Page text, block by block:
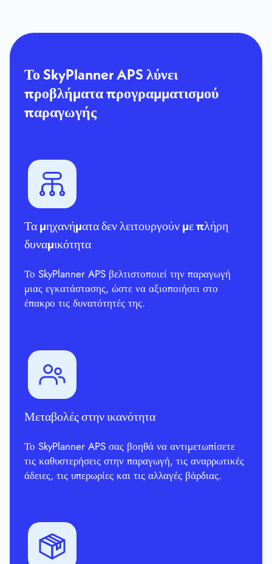
Το SkyPlanner APS λύνει
προβλήματα προγραμματισμού
παραγωγής
Τα μηχανήματα δεν λειτουργούν με πλήρη
δυναμικότητα
Το SkyPlanner APS βελτιστοποιεί την παραγωγή
μιας εγκατάστασης, ώστε να αξιοποιήσει στο
έπακρο τις δυνατότητές της.
Μεταβολές στην ικανότητα
Το SkyPlanner APS σας βοηθά να αντιμετωπίσετε
τις καθυστερήσεις στην παραγωγή, τις αναρρωτικές
άδειες, τις υπερωρίες και τις αλλαγές βάρδιας.